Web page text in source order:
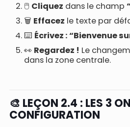
🖱️ Cliquez dans le champ
🗑️ Effacez le texte par
⌨️ Écrivez :“Bienvenue
👀 Regardez ! Le
dans la zone centrale.
🎨 LEÇON 2.4 : LES 3
CONFIGURATION